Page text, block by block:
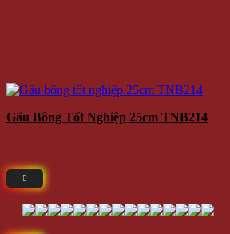
Gấu Bông Tốt Nghiệp 25cm TNB214